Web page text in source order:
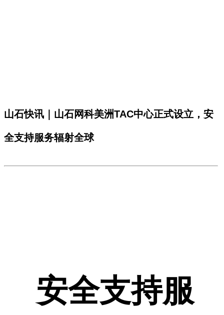
山石快讯｜山石网科美洲TAC中心正式设立，安
全支持服务辐射全球
安全支持服